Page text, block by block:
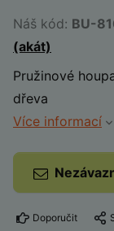
Náš kód: BU-
(akát)
Pružinové
dřeva
Více informací
Doporučit